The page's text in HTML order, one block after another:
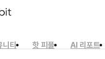
니티 핫 피플 AI 리포트